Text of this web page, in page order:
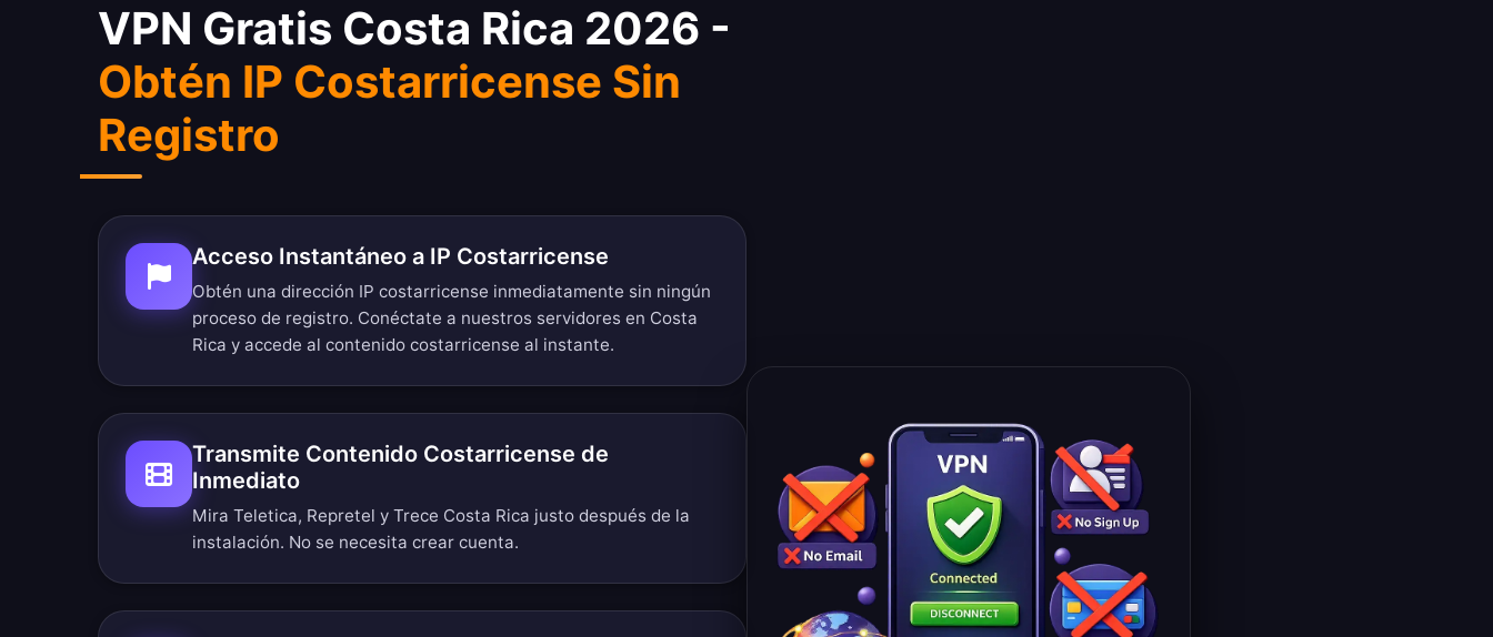
VPN Gratis Costa Rica 2026 -
Obtén IP Costarricense Sin
Registro
Acceso Instantáneo a IP Costarricense
Obtén una dirección IP costarricense inmediatamente sin ningún
proceso de registro. Conéctate a nuestros servidores en Costa
Rica y accede al contenido costarricense al instante.
Transmite Contenido Costarricense de
Inmediato
Mira Teletica, Repretel y Trece Costa Rica justo después de la
instalación. No se necesita crear cuenta.